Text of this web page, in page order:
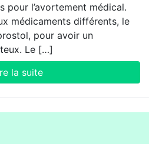
pour l’avortement médical.
médicaments différents, le
pour avoir un
Le […]
la suite